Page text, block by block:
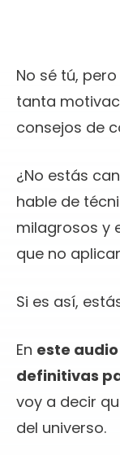
No sé tú,
tanta
consejos de
¿No estás
hable de
milagrosos y
que no
Si es así,
En este
definitivas
voy a decir
del universo.